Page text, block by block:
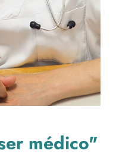
médico"